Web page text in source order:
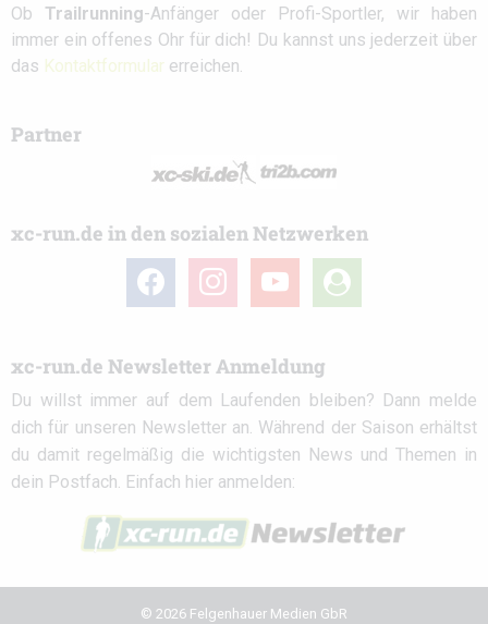
Ob Trailrunning-Anfänger oder Profi-Sportler, wir haben
immer ein offenes Ohr für dich! Du kannst uns jederzeit über
das Kontaktformular erreichen.
Partner
xc-run.de in den sozialen Netzwerken
facebook instagramyoutube
user-
circle
xc-run.de Newsletter Anmeldung
Du willst immer auf dem Laufenden bleiben? Dann melde
dich für unseren Newsletter an. Während der Saison erhältst
du damit regelmäßig die wichtigsten News und Themen in
dein Postfach. Einfach hier anmelden:
© 2026 Felgenhauer Medien GbR